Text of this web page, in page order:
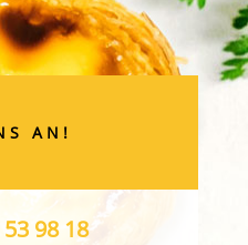
AN!
98 18